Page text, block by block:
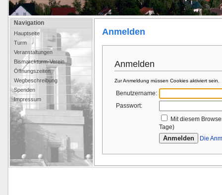
Navigation
Hauptseite
Turm
Veranstaltungen
Bismarckturm-Verein
Öffnungszeiten
Wegbeschreibung
Spenden
Impressum
Anmelden
Anmelden
Zur Anmeldung müssen Cookies aktiviert sein.
Benutzername:
Passwort:
Mit diesem
Tage)
Die